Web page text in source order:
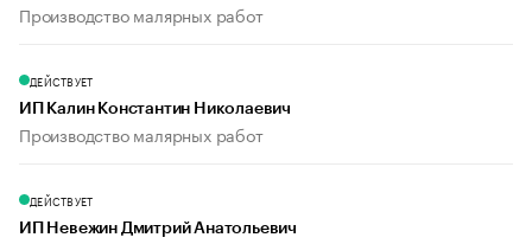
Производство малярных работ
ДЕЙСТВУЕТ
ИП Калин Константин Николаевич
Производство малярных работ
ДЕЙСТВУЕТ
ИП Невежин Дмитрий Анатольевич